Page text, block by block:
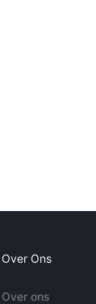
Over Ons
Over ons